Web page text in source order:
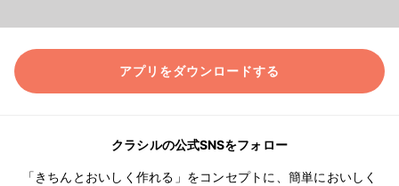
アプリをダウンロードする
クラシルの公式SNSをフォロー
「きちんとおいしく作れる」をコンセプトに、簡単においしく